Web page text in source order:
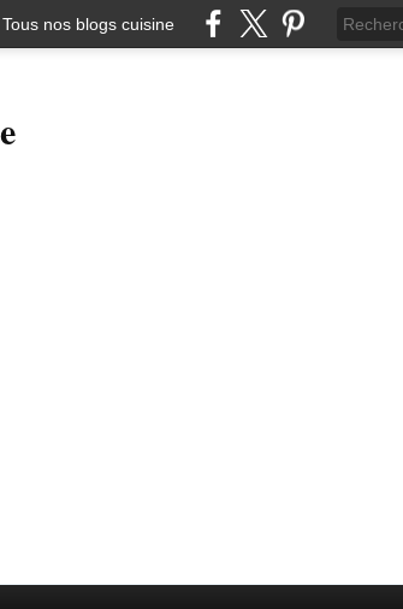
Tous nos blogs cuisine